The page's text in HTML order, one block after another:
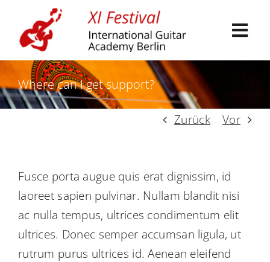
content
Veranstaltungen
Ausstellung
Where can I get support?
Zurück Vor
Fusce porta augue quis erat dignissim, id
laoreet sapien pulvinar. Nullam blandit nisi
ac nulla tempus, ultrices condimentum elit
ultrices. Donec semper accumsan ligula, ut
rutrum purus ultrices id. Aenean eleifend